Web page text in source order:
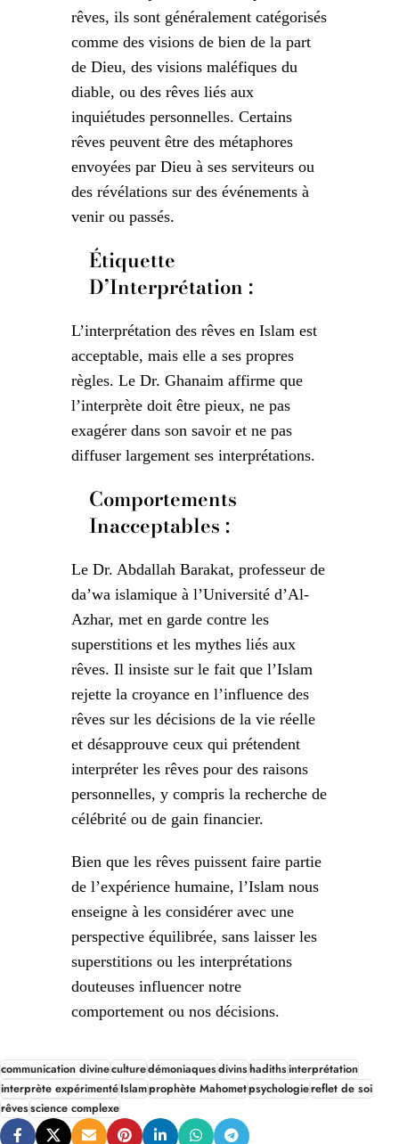
rêves, ils sont généralement catégorisés
comme des visions de bien de la part
de Dieu, des visions maléfiques du
diable, ou des rêves liés aux
inquiétudes personnelles. Certains
rêves peuvent être des métaphores
envoyées par Dieu à ses serviteurs ou
des révélations sur des événements à
venir ou passés.
Étiquette
D’Interprétation :
L’interprétation des rêves en Islam est
acceptable, mais elle a ses propres
règles. Le Dr. Ghanaim affirme que
l’interprète doit être pieux, ne pas
exagérer dans son savoir et ne pas
diffuser largement ses interprétations.
Comportements
Inacceptables :
Le Dr. Abdallah Barakat, professeur de
da’wa islamique à l’Université d’Al-
Azhar, met en garde contre les
superstitions et les mythes liés aux
rêves. Il insiste sur le fait que l’Islam
rejette la croyance en l’influence des
rêves sur les décisions de la vie réelle
et désapprouve ceux qui prétendent
interpréter les rêves pour des raisons
personnelles, y compris la recherche de
célébrité ou de gain financier.
Bien que les rêves puissent faire partie
de l’expérience humaine, l’Islam nous
enseigne à les considérer avec une
perspective équilibrée, sans laisser les
superstitions ou les interprétations
douteuses influencer notre
comportement ou nos décisions.
communication divineculturedémoniaquesdivinshadithsinterprétation
interprète expérimentéIslamprophète Mahometpsychologiereflet de soi
rêvesscience complexe